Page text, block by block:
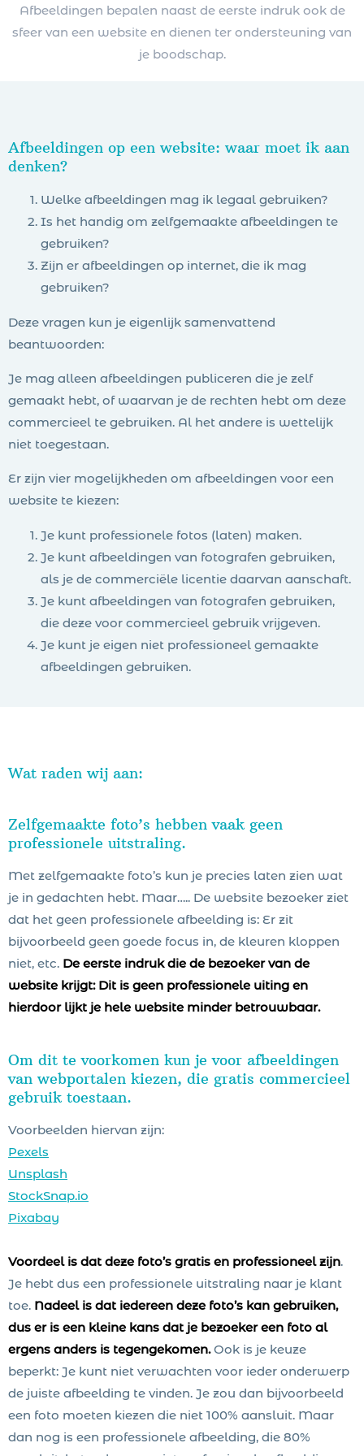
Afbeeldingen bepalen naast de eerste indruk ook de
sfeer van een website en dienen ter ondersteuning van
je boodschap.
Afbeeldingen op een website: waar moet ik aan
denken?
Welke afbeeldingen mag ik legaal gebruiken?
Is het handig om zelfgemaakte afbeeldingen te
gebruiken?
Zijn er afbeeldingen op internet, die ik mag
gebruiken?
Deze vragen kun je eigenlijk samenvattend
beantwoorden:
Je mag alleen afbeeldingen publiceren die je zelf
gemaakt hebt, of waarvan je de rechten hebt om deze
commercieel te gebruiken. Al het andere is wettelijk
niet toegestaan.
Er zijn vier mogelijkheden om afbeeldingen voor een
website te kiezen:
Je kunt professionele fotos (laten) maken.
Je kunt afbeeldingen van fotografen gebruiken,
als je de commerciële licentie daarvan aanschaft.
Je kunt afbeeldingen van fotografen gebruiken,
die deze voor commercieel gebruik vrijgeven.
Je kunt je eigen niet professioneel gemaakte
afbeeldingen gebruiken.
Wat raden wij aan:
Zelfgemaakte foto’s hebben vaak geen
professionele uitstraling.
Met zelfgemaakte foto’s kun je precies laten zien wat
je in gedachten hebt. Maar….. De website bezoeker ziet
dat het geen professionele afbeelding is: Er zit
bijvoorbeeld geen goede focus in, de kleuren kloppen
niet, etc. De eerste indruk die de bezoeker van de
website krijgt: Dit is geen professionele uiting en
hierdoor lijkt je hele website minder betrouwbaar.
Om dit te voorkomen kun je voor afbeeldingen
van webportalen kiezen, die gratis commercieel
gebruik toestaan.
Voorbeelden hiervan zijn:
Pexels
Unsplash
StockSnap.io
Pixabay
Voordeel is dat deze foto’s gratis en professioneel zijn.
Je hebt dus een professionele uitstraling naar je klant
toe. Nadeel is dat iedereen deze foto’s kan gebruiken,
dus er is een kleine kans dat je bezoeker een foto al
ergens anders is tegengekomen.Ook is je keuze
beperkt: Je kunt niet verwachten voor ieder onderwerp
de juiste afbeelding te vinden. Je zou dan bijvoorbeeld
een foto moeten kiezen die niet 100% aansluit. Maar
dan nog is een professionele afbeelding, die 80%